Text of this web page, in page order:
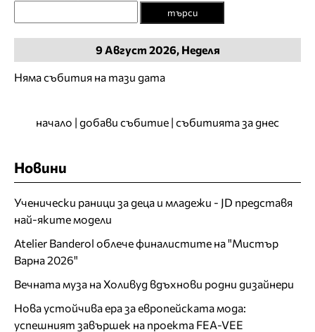
търси
9Август 2026, Неделя
Няма събития на тази дата
начало | добави събитие | събитията за днес
Новини
Ученически раници за деца и младежи - JD представя
най-яките модели
Atelier Banderol облече финалистите на "Мистър
Варна 2026"
Вечната муза на Холивуд вдъхнови родни дизайнери
Нова устойчива ера за европейската мода:
успешният завършек на проекта FEA-VEE